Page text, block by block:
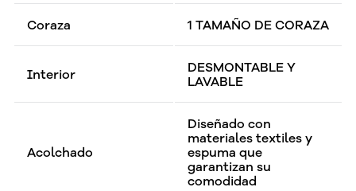
Coraza 1 TAMAÑO DE CORAZA
Interior
DESMONTABLE Y
LAVABLE
Acolchado
Diseñado con
materiales textiles y
espuma que
garantizan su
comodidad